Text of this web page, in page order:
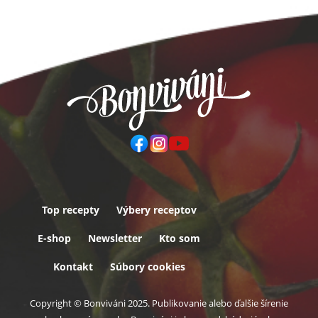
Top recepty Výbery receptov
E-shop Newsletter Kto som
Kontakt Súbory cookies
Copyright © Bonviváni 2025. Publikovanie alebo ďalšie šírenie